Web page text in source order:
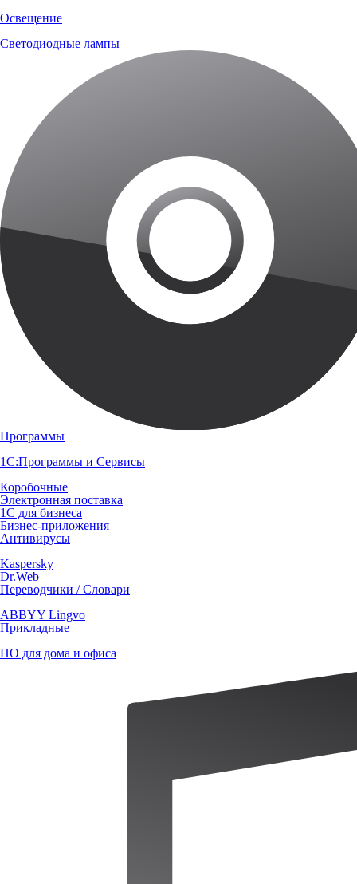
Освещение
Светодиодные лампы
Программы
1С:Программы и Сервисы
Коробочные
Электронная поставка
1С для бизнеса
Бизнес-приложения
Антивирусы
Kaspersky
Dr.Web
Переводчики / Словари
ABBYY Lingvo
Прикладные
ПО для дома и офиса